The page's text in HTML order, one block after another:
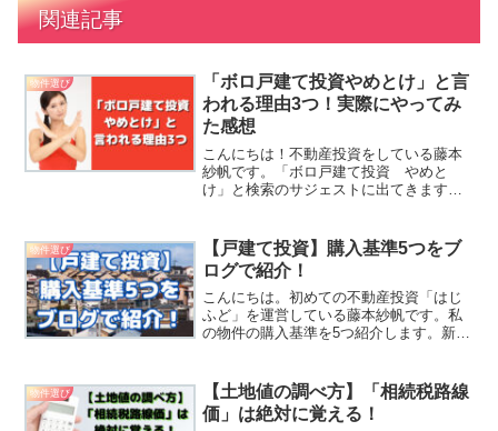
関連記事
物件選び
「ボロ戸建て投資やめとけ」と言
われる理由3つ！実際にやってみ
た感想
こんにちは！不動産投資をしている藤本
紗帆です。「ボロ戸建て投資 やめと
け」と検索のサジェストに出てきます
すから、参入者はとても多いです。ポー
タルサイトにいい物件が出たら...
物件選び
【戸建て投資】購入基準5つをブ
ログで紹介！
こんにちは。初めての不動産投資「はじ
ふど」を運営している藤本紗帆です。私
の物件の購入基準を5つ紹介します。新耐
災保険のハードルそもそも築古戸建てが
新規に加入できる火災...
物件選び
【土地値の調べ方】「相続税路線
価」は絶対に覚える！